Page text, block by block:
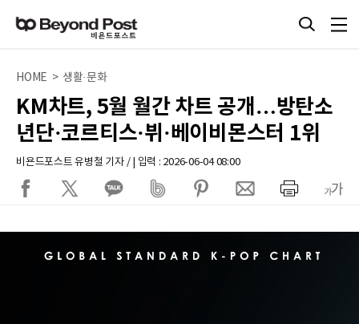
HOME > 생활·문화
KM차트, 5월 월간 차트 공개…방탄소
년단·코르티스·뷔·베이비몬스터 1위
비욘드포스트 유병철 기자 / | 입력 : 2026-06-04 08:00